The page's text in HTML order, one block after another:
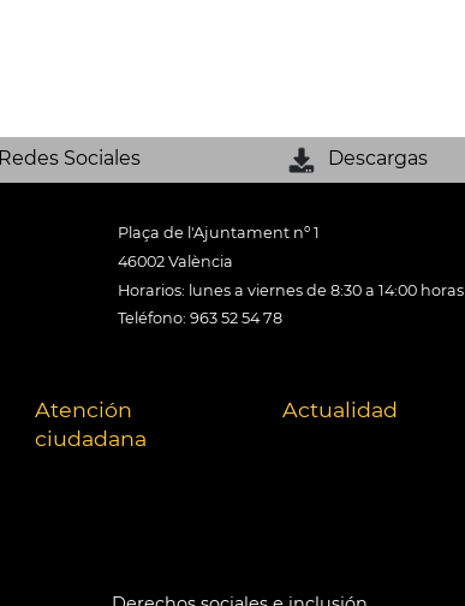
Redes Sociales Descargas
Plaça de l'Ajuntament nº 1
46002 València
Horarios: lunes a viernes de 8:30 a 14:00 horas
Teléfono: 963 52 54 78
Atención
ciudadana
Actualidad